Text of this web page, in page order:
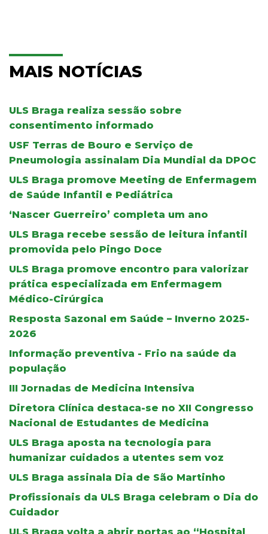
MAIS NOTÍCIAS
ULS Braga realiza sessão sobre
consentimento informado
USF Terras de Bouro e Serviço de
Pneumologia assinalam Dia Mundial da DPOC
ULS Braga promove Meeting de Enfermagem
de Saúde Infantil e Pediátrica
‘Nascer Guerreiro’ completa um ano
ULS Braga recebe sessão de leitura infantil
promovida pelo Pingo Doce
ULS Braga promove encontro para valorizar
prática especializada em Enfermagem
Médico-Cirúrgica
Resposta Sazonal em Saúde – Inverno 2025-
2026
Informação preventiva - Frio na saúde da
população
III Jornadas de Medicina Intensiva
Diretora Clínica destaca-se no XII Congresso
Nacional de Estudantes de Medicina
ULS Braga aposta na tecnologia para
humanizar cuidados a utentes sem voz
ULS Braga assinala Dia de São Martinho
Profissionais da ULS Braga celebram o Dia do
Cuidador
ULS Braga volta a abrir portas ao “Hospital